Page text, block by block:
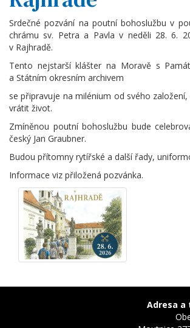
Srdečné pozvání na poutní bohoslužbu v
chrámu sv. Petra a Pavla v neděli 28. 6.
v Rajhradě.
Tento nejstarší klášter na Moravě s
a Státním okresním archivem
se připravuje na milénium od svého
vrátit život.
Zmíněnou poutní bohoslužbu bude
český Jan Graubner.
Budou přítomny rytířské a další řady,
Informace viz přiložená pozvánka.
Adresa a